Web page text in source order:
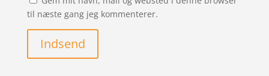
til næste gang jeg kommenterer.
Indsend